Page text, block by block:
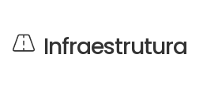
Infraestrutura